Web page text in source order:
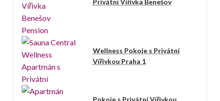
Privátní Vířivka Benešov
Wellness Pokoje s Privátní
Vířivkou Praha 1
Pokoje s Privátní Vířivkou